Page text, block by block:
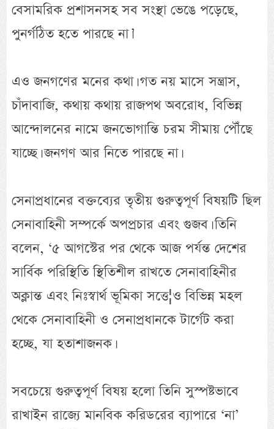
বেসামরিক প্রশাসনসহ সব সংস্থা ভেঙে পড়েছে,
পুনর্গঠিত হতে পারছে না।’
এও জনগণের মনের কথা। গত নয় মাসে সন্ত্রাস,
চাঁদাবাজি, কথায় কথায় রাজপথ অবরোধ, বিভিন্ন
আন্দোলনের নামে জনভোগান্তি চরম সীমায় পৌঁছে
যাচ্ছে। জনগণ আর নিতে পারছে না।
সেনাপ্রধানের বক্তব্যের তৃতীয় গুরুত্বপূর্ণ বিষয়টি ছিল
সেনাবাহিনী সম্পর্কে অপপ্রচার এবং গুজব। তিনি
বলেন, ‘৫ আগস্টের পর থেকে আজ পর্যন্ত দেশের
সার্বিক পরিস্থিতি স্থিতিশীল রাখতে সেনাবাহিনীর
অক্লান্ত এবং নিঃস্বার্থ ভূমিকা সত্তে¦ও বিভিন্ন মহল
থেকে সেনাবাহিনী ও সেনাপ্রধানকে টার্গেট করা
হচ্ছে, যা হতাশাজনক।
সবচেয়ে গুরুত্বপূর্ণ বিষয় হলো তিনি সুস্পষ্টভাবে
রাখাইন রাজ্যে মানবিক করিডরের ব্যাপারে ‘না’